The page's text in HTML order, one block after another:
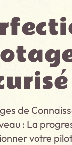
de
: La
votre